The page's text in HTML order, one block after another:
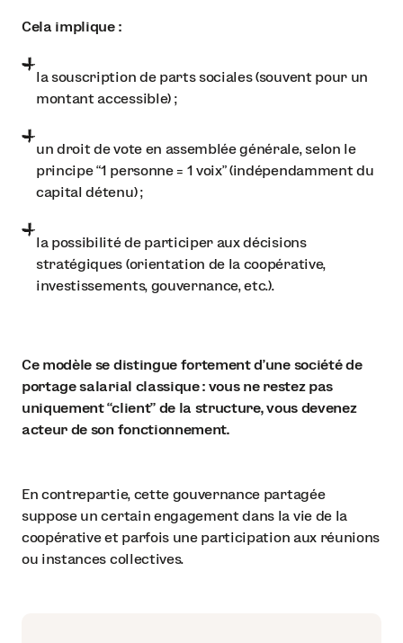
Cela implique :
la souscription de parts sociales (souvent pour un
montant accessible) ;
un droit de vote en assemblée générale, selon le
principe “1 personne = 1 voix” (indépendamment du
capital détenu) ;
la possibilité de participer aux décisions
stratégiques (orientation de la coopérative,
investissements, gouvernance, etc.).
Ce modèle se distingue fortement d’une société de
portage salarial classique : vous ne restez pas
uniquement “client” de la structure, vous devenez
acteur de son fonctionnement.
En contrepartie, cette gouvernance partagée
suppose un certain engagement dans la vie de la
coopérative et parfois une participation aux réunions
ou instances collectives.